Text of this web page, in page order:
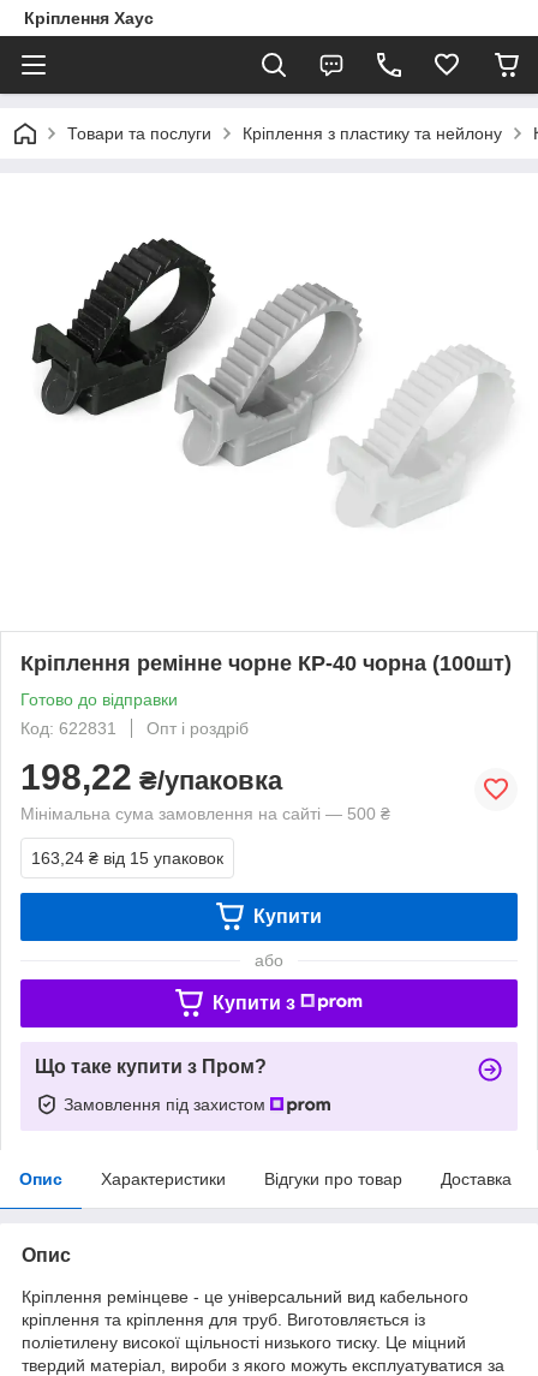
Кріплення Хаус
Товари та послуги Кріплення з пластику та нейлону
Кріплення ремінне чорне КР-40 чорна (100шт)
Готово до відправки
Код: 622831
Опт і роздріб
198,22 ₴/упаковка
Мінімальна сума замовлення на сайті — 500 ₴
163,24 ₴ від 15 упаковок
Купити
або
Купити з
Що таке купити з Пром?
Замовлення під захистом
Опис Характеристики Відгуки про товар Доставка
Опис
Кріплення ремінцеве - це універсальний вид кабельного
кріплення та кріплення для труб. Виготовляється із
поліетилену високої щільності низького тиску. Це міцний
твердий матеріал, вироби з якого можуть експлуатуватися за